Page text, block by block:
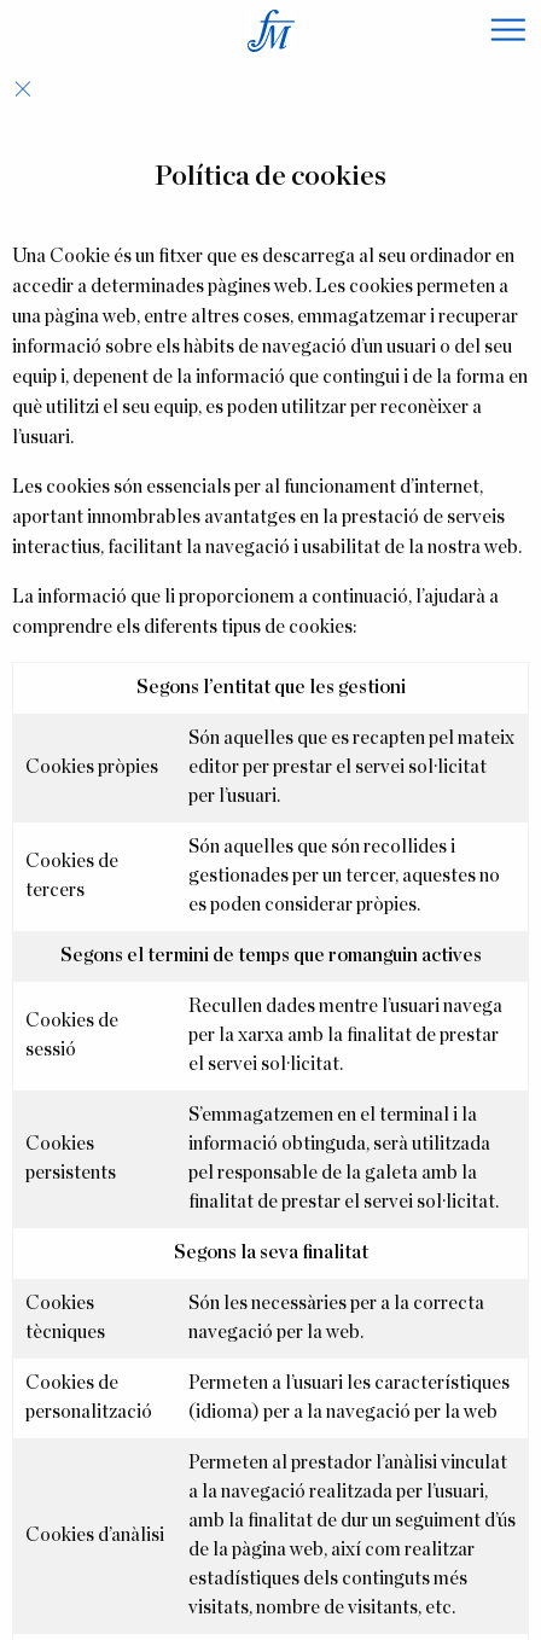
×
Política de cookies
Una Cookie és un fitxer que es descarrega al seu ordinador en
accedir a determinades pàgines web. Les cookies permeten a
una pàgina web, entre altres coses, emmagatzemar i recuperar
informació sobre els hàbits de navegació d’un usuari o del seu
equip i, depenent de la informació que contingui i de la forma en
què utilitzi el seu equip, es poden utilitzar per reconèixer a
l’usuari.
Les cookies són essencials per al funcionament d’internet,
aportant innombrables avantatges en la prestació de serveis
interactius, facilitant la navegació i usabilitat de la nostra web.
La informació que li proporcionem a continuació, l’ajudarà a
comprendre els diferents tipus de cookies:
Segons l’entitat que les gestioni
Cookies pròpies
Són aquelles que es recapten pel mateix
editor per prestar el servei sol·licitat
per l’usuari.
Cookies de
tercers
Són aquelles que són recollides i
gestionades per un tercer, aquestes no
es poden considerar pròpies.
Segons el termini de temps que romanguin actives
Cookies de
sessió
Recullen dades mentre l’usuari navega
per la xarxa amb la finalitat de prestar
el servei sol·licitat.
Cookies
persistents
S’emmagatzemen en el terminal i la
informació obtinguda, serà utilitzada
pel responsable de la galeta amb la
finalitat de prestar el servei sol·licitat.
Segons la seva finalitat
Cookies
tècniques
Són les necessàries per a la correcta
navegació per la web.
Cookies de
personalització
Permeten a l’usuari les característiques
(idioma) per a la navegació per la web
Cookies d’anàlisi
Permeten al prestador l’anàlisi vinculat
a la navegació realitzada per l’usuari,
amb la finalitat de dur un seguiment d’ús
de la pàgina web, així com realitzar
estadístiques dels continguts més
visitats, nombre de visitants, etc.